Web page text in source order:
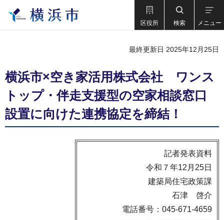
区役所 検索 メニュー
最終更新日 2025年12月25日
横浜市×空き家活用株式会社 ワンス
トップ・伴走支援型の空家相談窓口
設置に向けた連携協定を締結！
記者発表資料
令和７年12月25日
建築局住宅政策課
石津 啓介
電話番号：045-671-4659